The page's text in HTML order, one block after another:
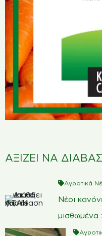
ΑΞΙΖΕΙ ΝΑ
Αγροτικά
Νέοι
μισθωμένα